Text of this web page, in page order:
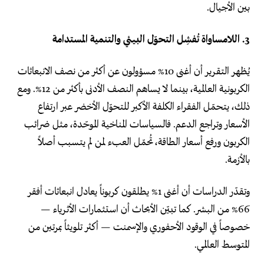
بين الأجيال.
3. اللامساواة تُفشِل التحوّل البيئي والتنمية المستدامة
يُظهر التقرير أن أغنى 10% مسؤولون عن أكثر من نصف الانبعاثات
الكربونية العالمية، بينما لا يساهم النصف الأدنى بأكثر من 12%. ومع
ذلك، يتحمّل الفقراء الكلفة الأكبر للتحوّل الأخضر عبر ارتفاع
الأسعار وتراجع الدعم. فالسياسات المناخية الموحّدة، مثل ضرائب
الكربون ورفع أسعار الطاقة، تُحمّل العبء لمن لم يتسبب أصلاً
بالأزمة.
وتقدّر الدراسات أن أغنى 1% يطلقون كربوناً يعادل انبعاثات أفقر
66% من البشر. كما تبيّن الأبحاث أن استثمارات الأثرياء —
خصوصاً في الوقود الأحفوري والإسمنت — أكثر تلويثاً بمرتين من
المتوسط العالمي.